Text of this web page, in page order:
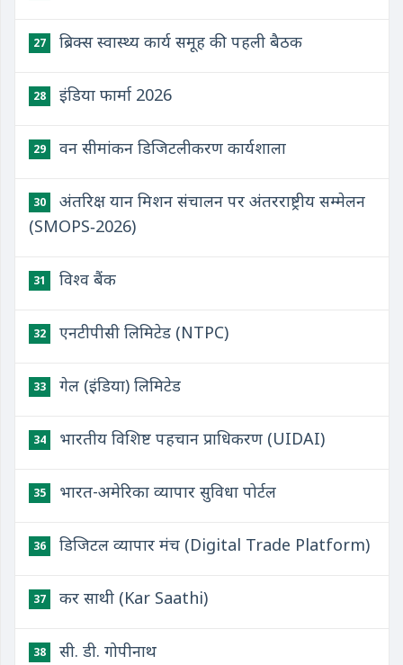
27 ब्रिक्स स्वास्थ्य कार्य समूह की पहली बैठक
28 इंडिया फार्मा 2026
29 वन सीमांकन डिजिटलीकरण कार्यशाला
30
अंतरिक्ष यान मिशन संचालन पर अंतरराष्ट्रीय सम्मेलन
(SMOPS‑2026)
31 विश्व बैंक
32 एनटीपीसी लिमिटेड (NTPC)
33 गेल (इंडिया) लिमिटेड
34 भारतीय विशिष्ट पहचान प्राधिकरण (UIDAI)
35 भारत-अमेरिका व्यापार सुविधा पोर्टल
36 डिजिटल व्यापार मंच (Digital Trade Platform)
37 कर साथी (Kar Saathi)
38 सी. डी. गोपीनाथ